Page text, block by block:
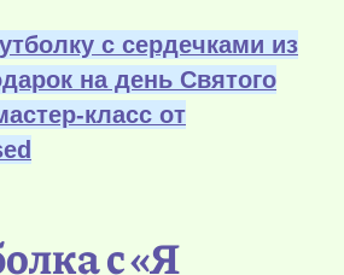
с сердечками из
на день Святого
класс от
с «Я